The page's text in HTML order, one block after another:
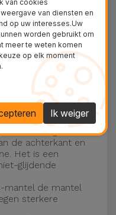
met de
hebben een
met een
en
Silicone geeft de
de achterkant en
Het is een
glijdende
mantel de mantel
sterkere
van cookies
van diensten en
op uw interesses.Uw
worden gebruikt om
meer te weten komen
op elk moment
Ik weiger